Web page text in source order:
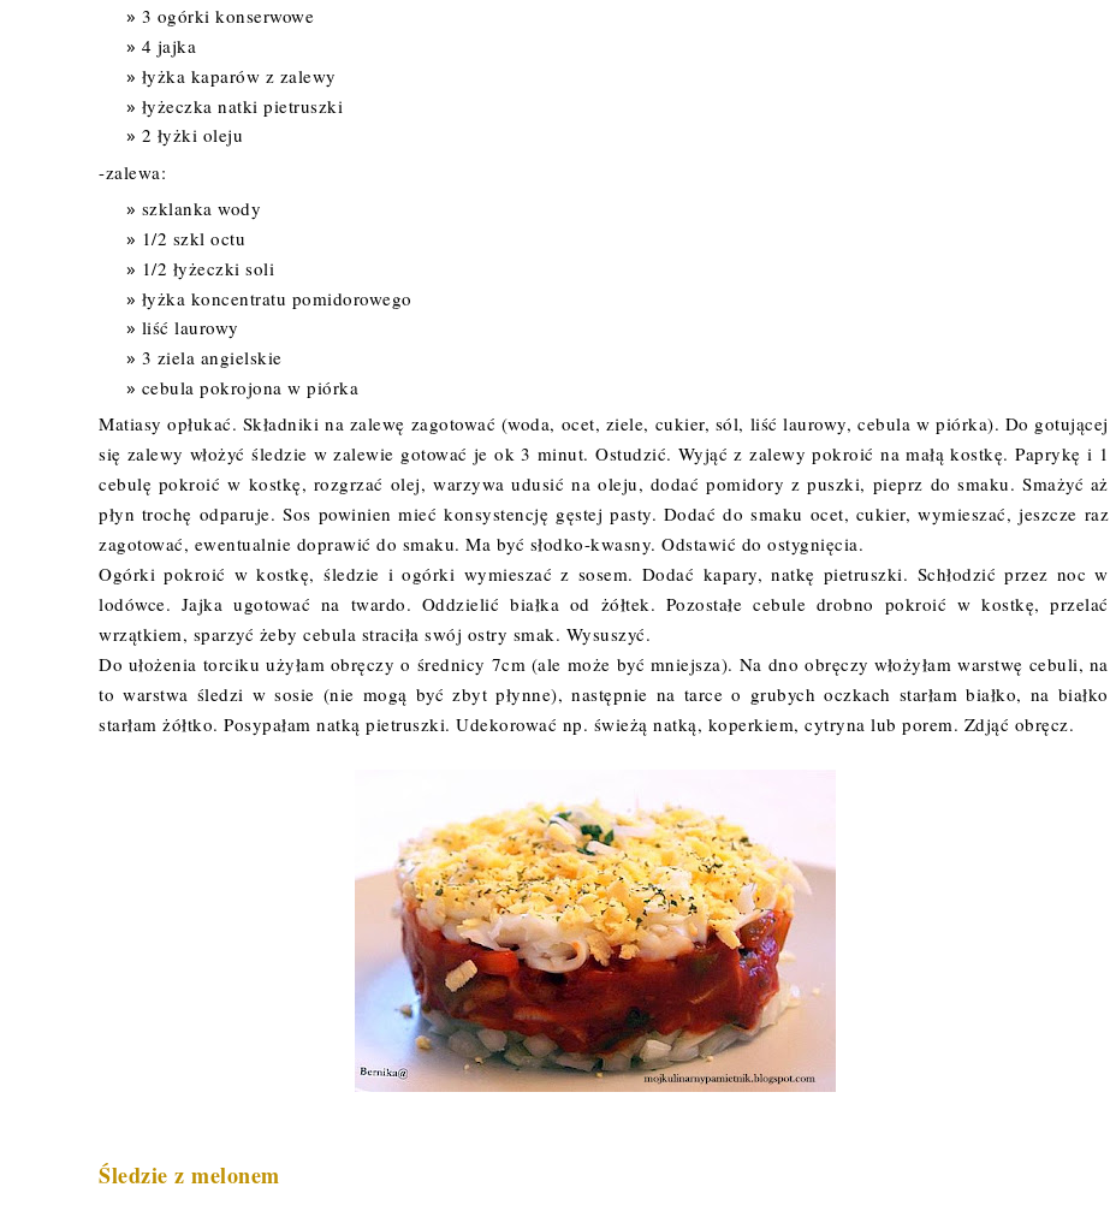
3 ogórki konserwowe
4 jajka
łyżka kaparów z zalewy
łyżeczka natki pietruszki
2 łyżki oleju
-zalewa:
szklanka wody
1/2 szkl octu
1/2 łyżeczki soli
łyżka koncentratu pomidorowego
liść laurowy
3 ziela angielskie
cebula pokrojona w piórka
Matiasy opłukać. Składniki na zalewę zagotować (woda, ocet, ziele, cukier, sól, liść laurowy, cebula w piórka). Do gotującej
się zalewy włożyć śledzie w zalewie gotować je ok 3 minut. Ostudzić. Wyjąć z zalewy pokroić na małą kostkę. Paprykę i 1
cebulę pokroić w kostkę, rozgrzać olej, warzywa udusić na oleju, dodać pomidory z puszki, pieprz do smaku. Smażyć aż
płyn trochę odparuje. Sos powinien mieć konsystencję gęstej pasty. Dodać do smaku ocet, cukier, wymieszać, jeszcze raz
zagotować, ewentualnie doprawić do smaku. Ma być słodko-kwasny. Odstawić do ostygnięcia.
Ogórki pokroić w kostkę, śledzie i ogórki wymieszać z sosem. Dodać kapary, natkę pietruszki. Schłodzić przez noc w
lodówce. Jajka ugotować na twardo. Oddzielić białka od żółtek. Pozostałe cebule drobno pokroić w kostkę, przelać
wrzątkiem, sparzyć żeby cebula straciła swój ostry smak. Wysuszyć.
Do ułożenia torciku użyłam obręczy o średnicy 7cm (ale może być mniejsza). Na dno obręczy włożyłam warstwę cebuli, na
to warstwa śledzi w sosie (nie mogą być zbyt płynne), następnie na tarce o grubych oczkach starłam białko, na białko
starłam żółtko. Posypałam natką pietruszki. Udekorować np. świeżą natką, koperkiem, cytryna lub porem. Zdjąć obręcz.
Śledzie z melonem